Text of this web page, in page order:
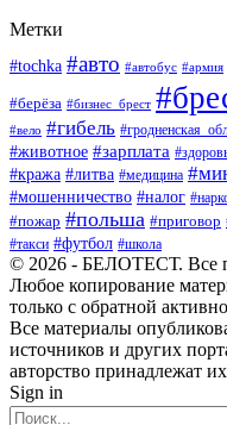
Метки
#tochka #авто #автобус #армия
#берёза #бизнес_брест
#вело #гибель
#животное #зарплата
#кража #литва #медицина
#мошенничество #налог
#пожар #польша #приговор
#такси #футбол #школа
© 2026 - БЕЛОТЕСТ. Все
Любое копирование
только с обратной
Все материалы
источников и других
авторство принадлежат
Sign in